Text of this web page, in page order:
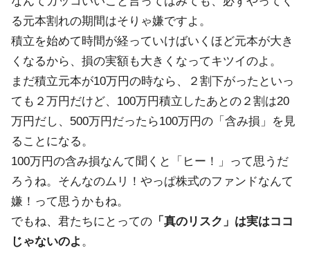
る元本割れの期間はそりゃ嫌ですよ。
積立を始めて時間が経っていけばいくほど元本が大き
くなるから、損の実額も大きくなってキツイのよ。
まだ積立元本が10万円の時なら、２割下がったといっ
ても２万円だけど、100万円積立したあとの２割は20
万円だし、500万円だったら100万円の「含み損」を見
ることになる。
100万円の含み損なんて聞くと「ヒー！」って思うだ
ろうね。そんなのムリ！やっぱ株式のファンドなんて
嫌！って思うかもね。
でもね、君たちにとっての 「真のリスク」は実はココ
じゃないのよ。